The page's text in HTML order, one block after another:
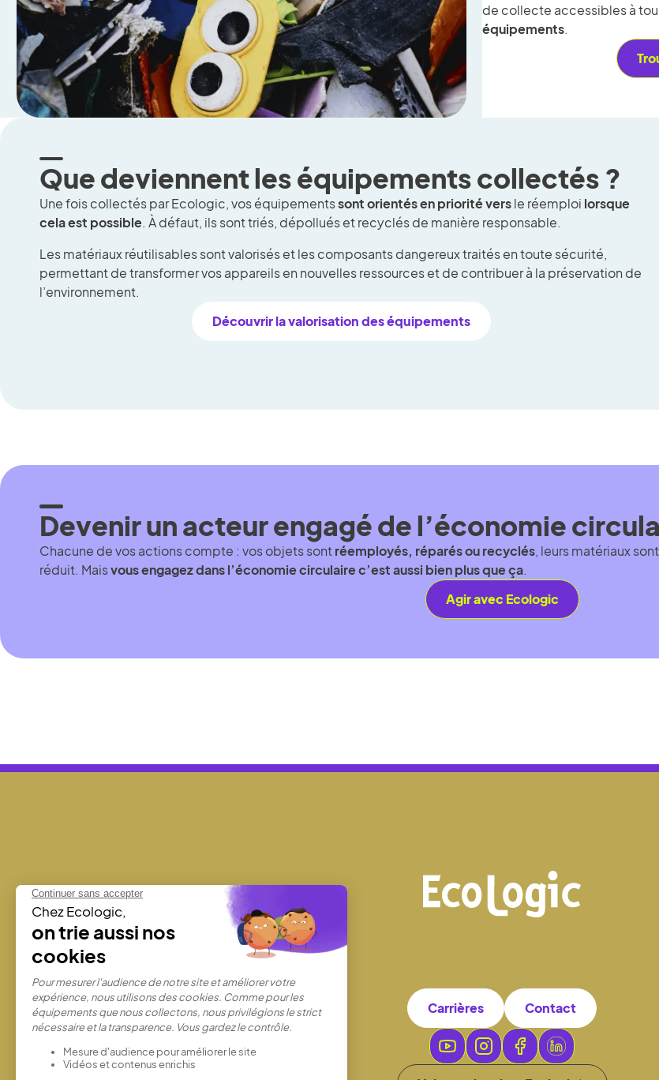
de collecte accessibles à
équipements.
Que deviennent les équipements collectés ?
Une fois collectés par Ecologic, vos équipementssont orientés en priorité versle réemploi lorsque
cela est possible. À défaut, ils sont triés, dépollués et recyclés de manière responsable.
Les matériaux réutilisables sont valorisés et les composants dangereux traités en toute sécurité,
permettant de transformer vos appareils en nouvelles ressources et de contribuer à la préservation de
l’environnement.
Découvrir la valorisation des équipements
Devenir un acteur engagé de l’économie
Chacune de vos actions compte : vos objets sontréemployés, réparés ou recyclés, leurs matériaux
réduit. Maisvous engagez dans l’économie circulaire c’est aussi bien plus que ça.
Agir avec Ecologic
Carrières Contact